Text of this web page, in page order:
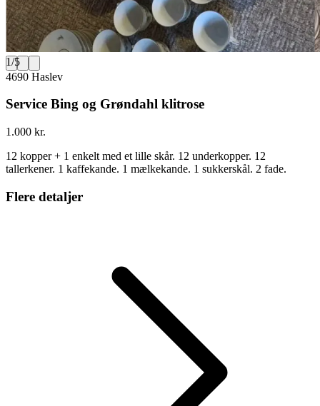
1/5
4690 Haslev
Service Bing og Grøndahl klitrose
1.000 kr.
12 kopper + 1 enkelt med et lille skår. 12 underkopper. 12
tallerkener. 1 kaffekande. 1 mælkekande. 1 sukkerskål. 2 fade.
Flere detaljer